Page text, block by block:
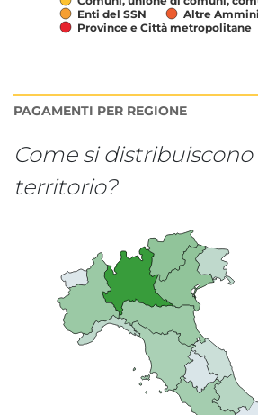
Enti del SSN
Altre
Province e Città metropolitane
PAGAMENTI PER REGIONE
Come si distribuiscono
territorio?
Grafico interattivo
Map of unspecified region with 2
Visualizza come tabella dati,